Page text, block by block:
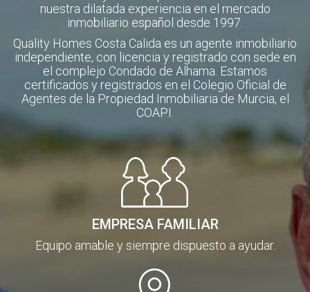
nuestra dilatada experiencia en el mercado
inmobiliario español desde 1997.
Quality Homes Costa Calida es un agente inmobiliario
independiente, con licencia y registrado con sede en
el complejo Condado de Alhama. Estamos
certificados y registrados en el Colegio Oficial de
Agentes de la Propiedad Inmobiliaria de Murcia, el
COAPI.
EMPRESA FAMILIAR
Equipo amable y siempre dispuesto a ayudar.